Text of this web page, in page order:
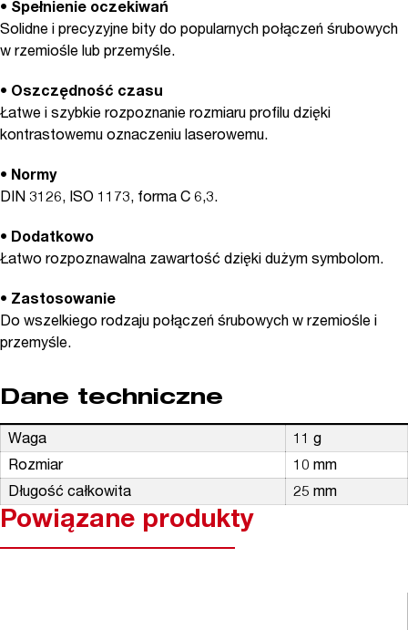
• Spełnienie oczekiwań
Solidne i precyzyjne bity do popularnych połączeń śrubowych
w rzemiośle lub przemyśle.
• Oszczędność czasu
Łatwe i szybkie rozpoznanie rozmiaru profilu dzięki
kontrastowemu oznaczeniu laserowemu.
• Normy
DIN 3126, ISO 1173, forma C 6,3.
• Dodatkowo
Łatwo rozpoznawalna zawartość dzięki dużym symbolom.
• Zastosowanie
Do wszelkiego rodzaju połączeń śrubowych w rzemiośle i
przemyśle.
Dane techniczne
Waga
11 g
Rozmiar
10 mm
Długość całkowita
25 mm
Powiązane produkty